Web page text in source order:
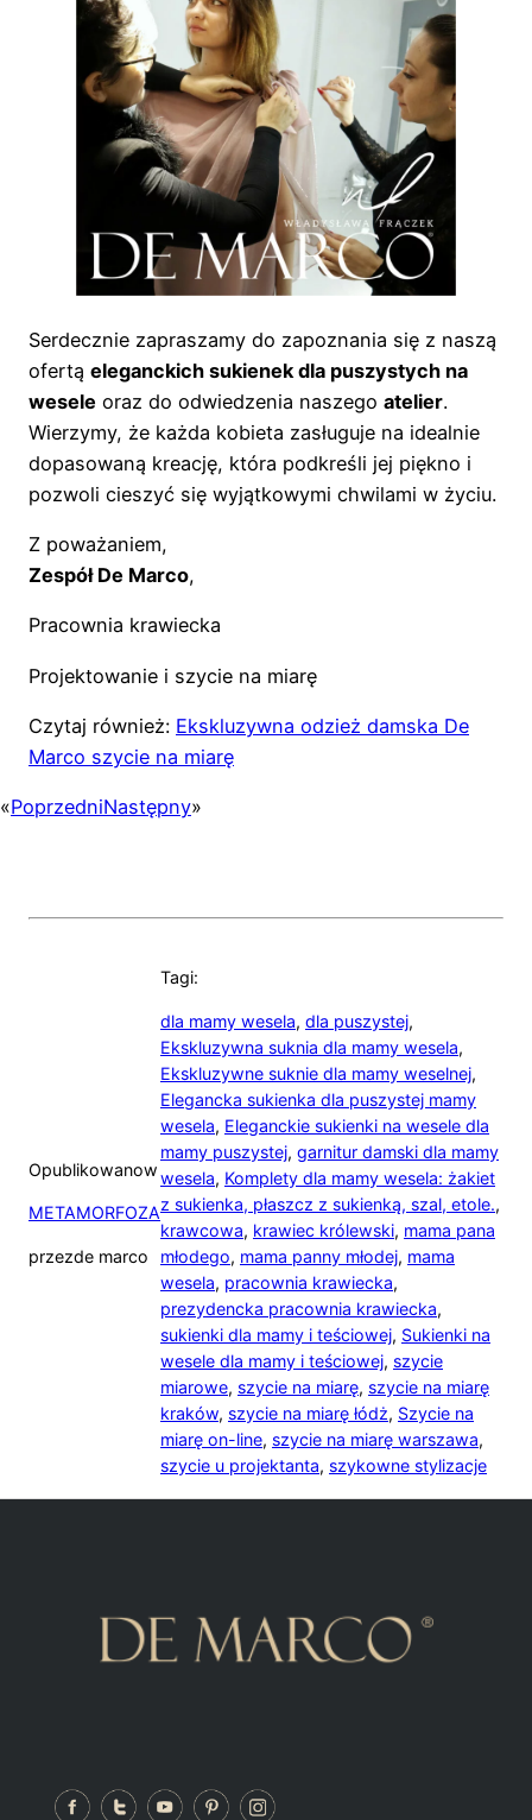
Serdecznie zapraszamy do zapoznania się z naszą
ofertą eleganckich sukienek dla puszystych na
wesele oraz do odwiedzenia naszego atelier.
Wierzymy, że każda kobieta zasługuje na idealnie
dopasowaną kreację, która podkreśli jej piękno i
pozwoli cieszyć się wyjątkowymi chwilami w życiu.
Z poważaniem,
Zespół De Marco,
Pracownia krawiecka
Projektowanie i szycie na miarę
Czytaj również: Ekskluzywna odzież damska De
Marco szycie na miarę
«PoprzedniNastępny»
Opublikowanow
METAMORFOZA
przezde marco
Tagi:
dla mamy wesela, dla puszystej,
Ekskluzywna suknia dla mamy wesela,
Ekskluzywne suknie dla mamy weselnej,
Elegancka sukienka dla puszystej mamy
wesela, Eleganckie sukienki na wesele dla
mamy puszystej, garnitur damski dla mamy
wesela, Komplety dla mamy wesela: żakiet
z sukienka, płaszcz z sukienką, szal, etole.,
krawcowa, krawiec królewski, mama pana
młodego, mama panny młodej, mama
wesela, pracownia krawiecka,
prezydencka pracownia krawiecka,
sukienki dla mamy i teściowej, Sukienki na
wesele dla mamy i teściowej, szycie
miarowe, szycie na miarę, szycie na miarę
kraków, szycie na miarę łódż, Szycie na
miarę on-line, szycie na miarę warszawa,
szycie u projektanta, szykowne stylizacje